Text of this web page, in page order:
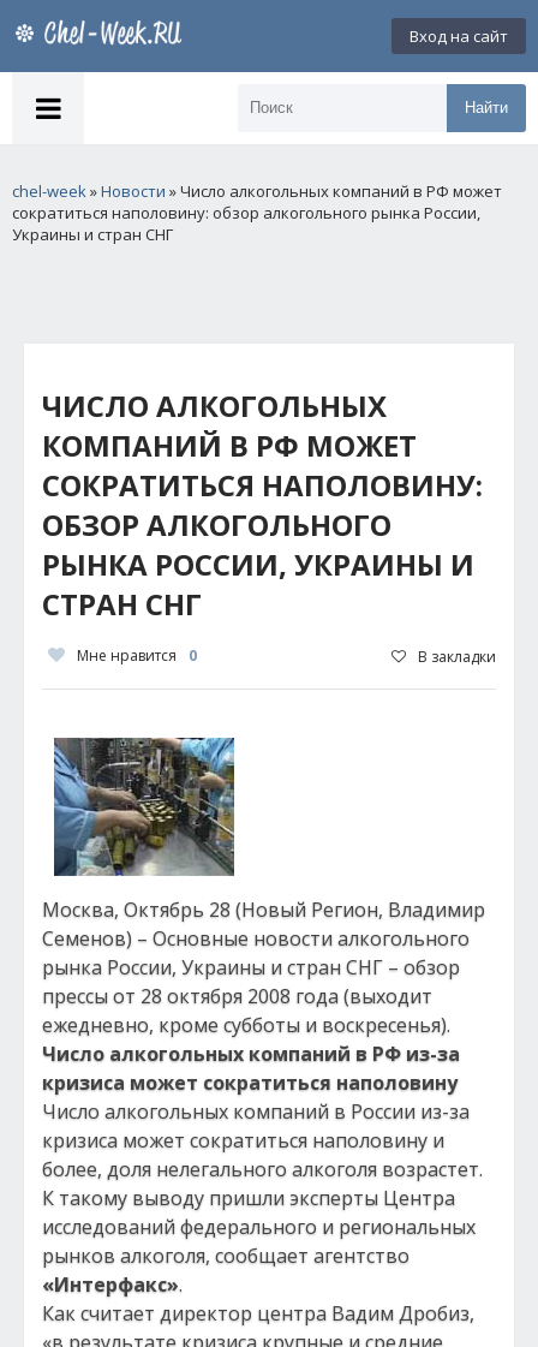
Вход на сайт
Найти
chel-week»Новости » Число алкогольных компаний в РФ может
сократиться наполовину: обзор алкогольного рынка России,
Украины и стран СНГ
ЧИСЛО АЛКОГОЛЬНЫХ
КОМПАНИЙ В РФ МОЖЕТ
СОКРАТИТЬСЯ НАПОЛОВИНУ:
ОБЗОР АЛКОГОЛЬНОГО
РЫНКА РОССИИ, УКРАИНЫ И
СТРАН СНГ
Мне нравится 0 В закладки
Москва, Октябрь 28 (Новый Регион, Владимир
Семенов) – Основные новости алкогольного
рынка России, Украины и стран СНГ – обзор
прессы от 28 октября 2008 года (выходит
ежедневно, кроме субботы и воскресенья).
Число алкогольных компаний в РФ из-за
кризиса может сократиться наполовину
Число алкогольных компаний в России из-за
кризиса может сократиться наполовину и
более, доля нелегального алкоголя возрастет.
К такому выводу пришли эксперты Центра
исследований федерального и региональных
рынков алкоголя, сообщает агентство
«Интерфакс».
Как считает директор центра Вадим Дробиз,